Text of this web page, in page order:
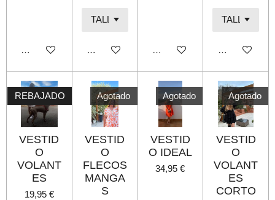
Agotado Añadir al carrito Agotado Agotado
REBAJADO
VESTID
O
VOLANT
ES
19,95 €
Agotado
VESTID
O
FLECOS
MANGA
S
Agotado
VESTID
O IDEAL
34,95 €
Agotado
VESTID
O
VOLANT
ES
CORTO